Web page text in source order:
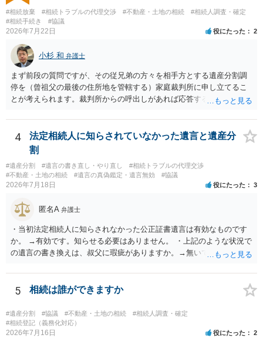
#相続放棄 #相続トラブルの代理交渉 #不動産・土地の相続
#相続人調査・確定
#相続手続き
#協議
2026年7月22日 役にたった 2
小杉 和 弁護士
まず前段の質問ですが、その従兄弟の方々を相手方とする遺産分割調
停を（曾祖父の最後の住所地を管轄する）家庭裁判所に申し立てるこ
とが考えられます。裁判所からの呼出しがあれば応答する可能性がま
能と思われます。時間が思った以上にないので必要書類をてきぱきと
揃える必要があります。その点是非御注意ください。
4
法定相続人に知らされていなかった遺言と遺産分
割
#遺産分割 #遺言の書き直し・やり直し
#相続トラブルの代理交渉
#不動産・土地の相続
#遺言の真偽鑑定・遺言無効 #協議
2026年7月18日 役にたった 3
匿名A 弁護士
・当初法定相続人に知らされなかった公正証書遺言は有効なものです
か。 →有効です。知らせる必要はありません。 ・上記のような状況で
の遺言の書き換えは、叔父に瑕疵がありますか。→無いです。 ・分割
ますか。 →本人が自由に決められますので、どこが妥当とは言えない
です。客観的な基準もありません。 ・できれば穏やかに、分割を拒否
ないということでしょうか。遺言で、受取を指定されててもいらない
と拒否することはできます。理由を説明する必要はありません。
5 相続は誰ができますか
#遺産分割 #協議 #不動産・土地の相続
#相続人調査・確定
#相続登記（義務化対応）
2026年7月16日 役にたった 2